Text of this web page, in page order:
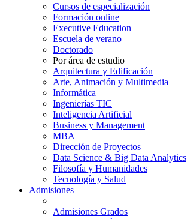
Cursos de especialización
Formación online
Executive Education
Escuela de verano
Doctorado
Por área de estudio
Arquitectura y Edificación
Arte, Animación y Multimedia
Informática
Ingenierías TIC
Inteligencia Artificial
Business y Management
MBA
Dirección de Proyectos
Data Science & Big Data Analytics
Filosofía y Humanidades
Tecnología y Salud
Admisiones
Admisiones Grados